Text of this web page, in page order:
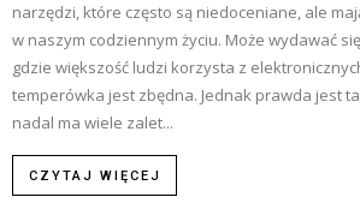
narzędzi, które często są niedoceniane, ale
w naszym codziennym życiu. Może wydawać
gdzie większość ludzi korzysta z
temperówka jest zbędna. Jednak prawda jest
nadal ma wiele zalet...
CZYTAJ WIĘCEJ